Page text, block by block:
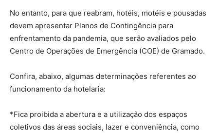
No entanto, para que reabram, hotéis, motéis e pousadas
devem apresentar Planos de Contingência para
enfrentamento da pandemia, que serão avaliados pelo
Centro de Operações de Emergência (COE) de Gramado.
Confira, abaixo, algumas determinações referentes ao
funcionamento da hotelaria:
*Fica proibida a abertura e a utilização dos espaços
coletivos das áreas sociais, lazer e conveniência, como